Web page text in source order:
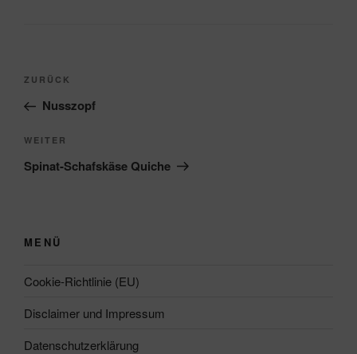
Beitragsnavigation
Vorheriger
Beitrag
ZURÜCK
Nusszopf
Nächster
Beitrag
WEITER
Spinat-Schafskäse Quiche
MENÜ
Cookie-Richtlinie (EU)
Disclaimer und Impressum
Datenschutzerklärung